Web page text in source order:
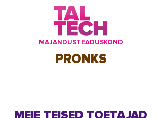
MAJANDUSTEADUSKOND
PRONKS